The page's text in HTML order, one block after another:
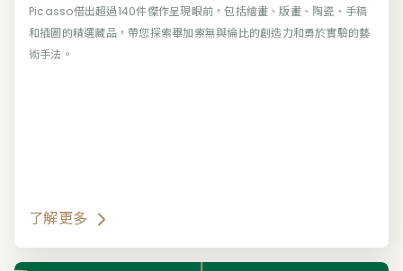
Picasso借出超過140件傑作呈現眼前，包括繪畫、版畫、陶瓷、手稿
和插圖的精選藏品，帶您探索畢加索無與倫比的創造力和勇於實驗的藝
術手法。
了解更多